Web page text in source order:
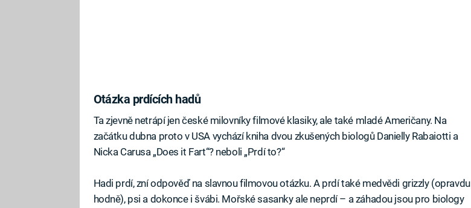
Otázka prdících hadů
Ta zjevně netrápí jen české milovníky filmové klasiky, ale také mladé Američany. Na
začátku dubna proto v USA vychází kniha dvou zkušených biologů Danielly Rabaiotti a
Nicka Carusa „Does it Fart“? neboli „Prdí to?“
Hadi prdí, zní odpověď na slavnou filmovou otázku. A prdí také medvědi grizzly (opravdu
hodně), psi a dokonce i švábi. Mořské sasanky ale neprdí – a záhadou jsou pro biology